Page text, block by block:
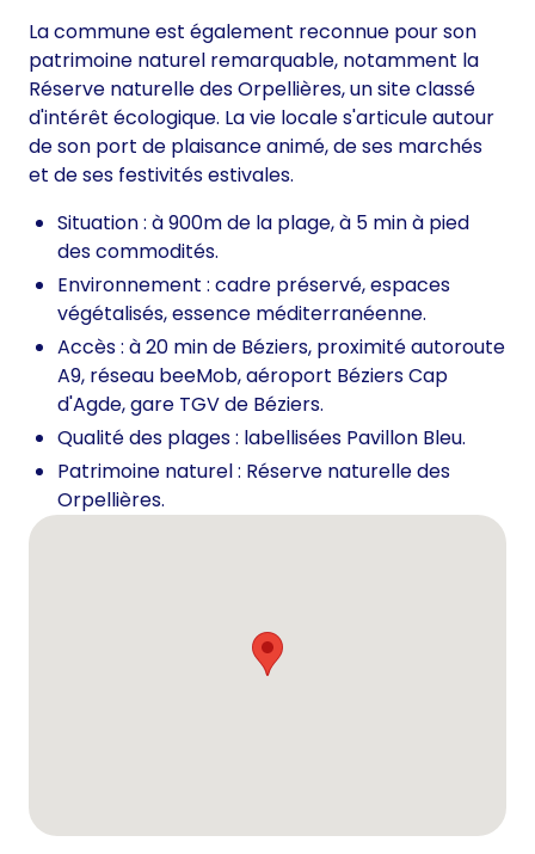
La commune est également reconnue pour son
patrimoine naturel remarquable, notamment la
Réserve naturelle des Orpellières, un site classé
d'intérêt écologique. La vie locale s'articule autour
de son port de plaisance animé, de ses marchés
et de ses festivités estivales.
Situation : à 900m de la plage, à 5 min à pied
des commodités.
Environnement : cadre préservé, espaces
végétalisés, essence méditerranéenne.
Accès : à 20 min de Béziers, proximité autoroute
A9, réseau beeMob, aéroport Béziers Cap
d'Agde, gare TGV de Béziers.
Qualité des plages : labellisées Pavillon Bleu.
Patrimoine naturel : Réserve naturelle des
Orpellières.